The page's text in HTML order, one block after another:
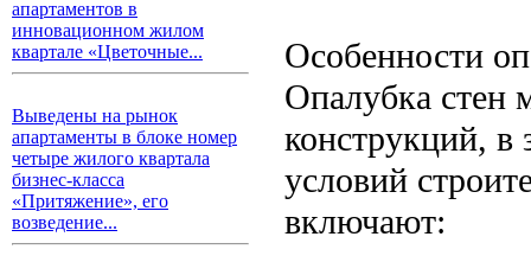
апартаментов в
инновационном жилом
квартале «Цветочные...
Выведены на рынок
апартаменты в блоке номер
четыре жилого квартала
бизнес-класса
«Притяжение», его
возведение...
Особенности
Опалубка стен
конструкций, в
условий
включают: